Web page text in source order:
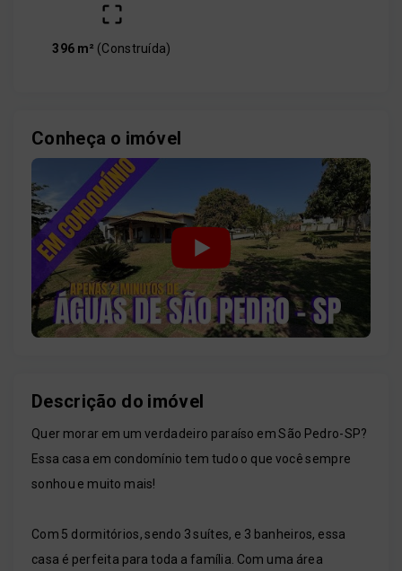
396 m² (Construída)
Conheça o imóvel
Descrição do imóvel
Quer morar em um verdadeiro paraíso em São Pedro-SP?
Essa casa em condomínio tem tudo o que você sempre
sonhou e muito mais!
Com 5 dormitórios, sendo 3 suítes, e 3 banheiros, essa
casa é perfeita para toda a família. Com uma área